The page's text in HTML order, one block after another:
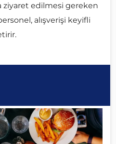
ziyaret edilmesi gereken
alışverişi keyifli